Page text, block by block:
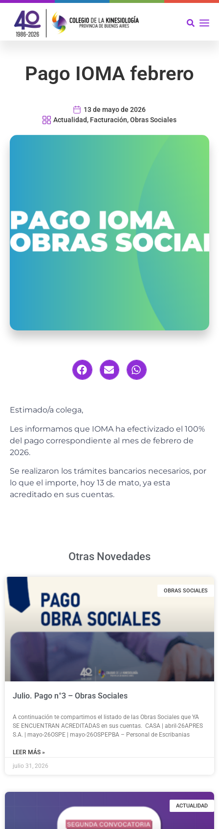
Pago IOMA febrero
13 de mayo de 2026
Actualidad, Facturación,Obras Sociales
Estimado/a colega,
Les informamos que IOMA ha efectivizado el 100%
del pago correspondiente al mes de febrero de
2026.
Se realizaron los trámites bancarios necesarios, por
lo que el importe, hoy 13 de mato, ya esta
acreditado en sus cuentas.
Otras Novedades
OBRAS SOCIALES
Julio. Pago n°3 – Obras Sociales
A continuación te compartimos el listado de las Obras Sociales que YA
SE ENCUENTRAN ACREDITADAS en sus cuentas. CASA | abril-26APRES
S.A. | mayo-26OSPE | mayo-26OSPEPBA – Personal de Escribanias
LEER MÁS »
julio 31, 2026
ACTUALIDAD